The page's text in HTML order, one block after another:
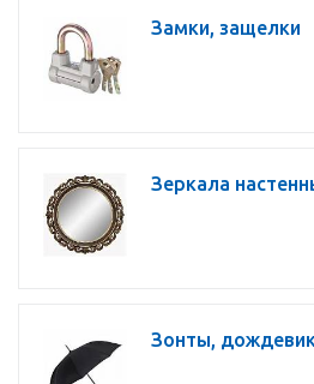
Замки, защелки
Зеркала
Зонты,